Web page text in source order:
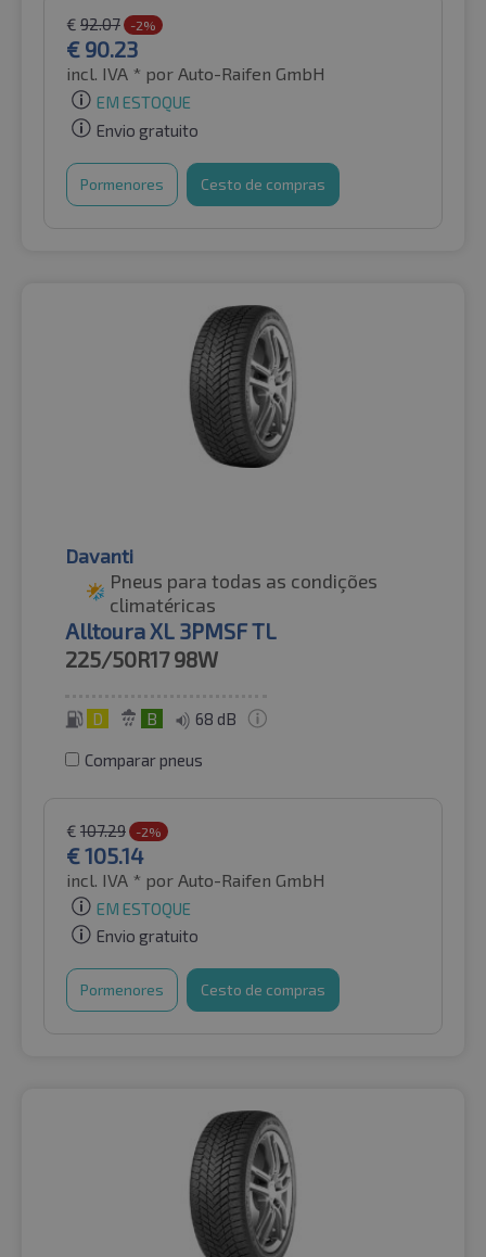
€ 92.07 -2%
€ 90.23
incl. IVA * por Auto-Raifen GmbH
EM ESTOQUE
Envio gratuito
Pormenores Cesto de compras
Davanti
Pneus para todas as condições
climatéricas
Alltoura XL 3PMSF TL
225/50R17 98W
D B 68 dB
Comparar pneus
€ 107.29 -2%
€105.14
incl. IVA * por Auto-Raifen GmbH
EM ESTOQUE
Envio gratuito
Pormenores Cesto de compras